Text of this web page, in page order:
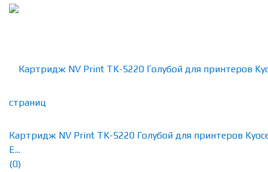
Картридж NV Print TK-5220 Голубой для принтеров
E...
(0)